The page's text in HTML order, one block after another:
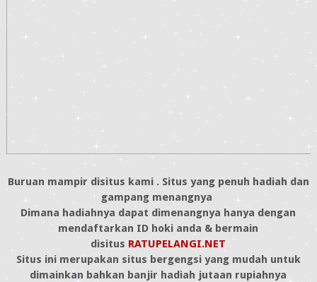
Buruan mampir disitus kami . Situs yang penuh hadiah dan
gampang menangnya
Dimana hadiahnya dapat dimenangnya hanya dengan
mendaftarkan ID hoki anda & bermain
disitus RATUPELANGI.NET
Situs ini merupakan situs bergengsi yang mudah untuk
dimainkan bahkan banjir hadiah jutaan rupiahnya